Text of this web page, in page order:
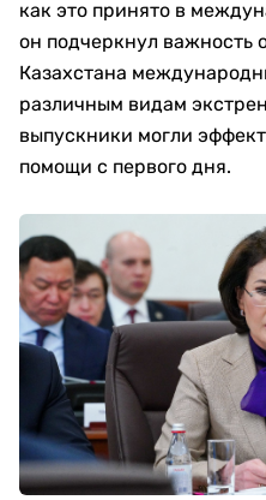
как это принято в
он подчеркнул важность
Казахстана
различным видам
выпускники могли
помощи с первого дня.